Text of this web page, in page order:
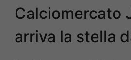
Calciomercato
arriva la stella